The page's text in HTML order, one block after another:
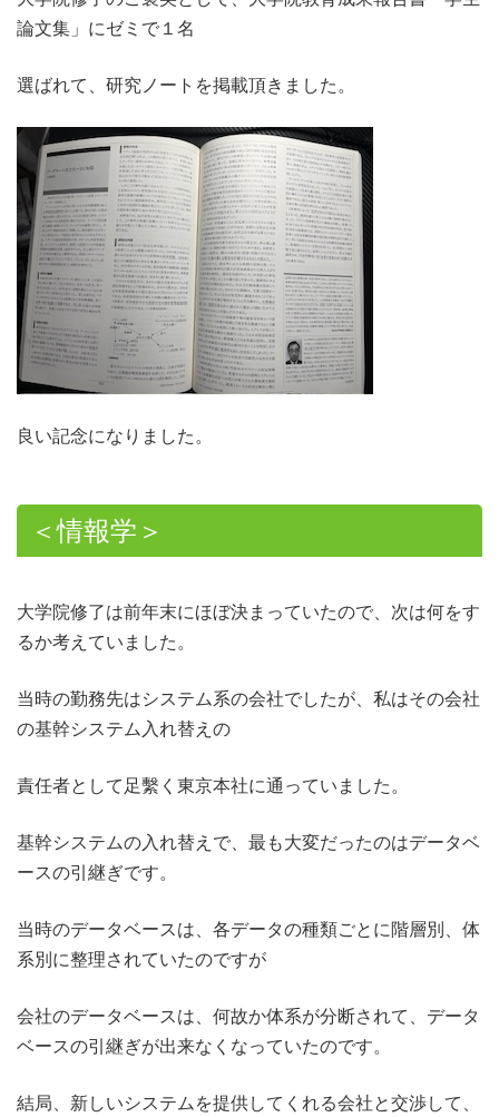
論文集」にゼミで１名
選ばれて、研究ノートを掲載頂きました。
良い記念になりました。
＜情報学＞
大学院修了は前年末にほぼ決まっていたので、次は何をす
るか考えていました。
当時の勤務先はシステム系の会社でしたが、私はその会社
の基幹システム入れ替えの
責任者として足繫く東京本社に通っていました。
基幹システムの入れ替えで、最も大変だったのはデータベ
ースの引継ぎです。
当時のデータベースは、各データの種類ごとに階層別、体
系別に整理されていたのですが
会社のデータベースは、何故か体系が分断されて、データ
ベースの引継ぎが出来なくなっていたのです。
結局、新しいシステムを提供してくれる会社と交渉して、